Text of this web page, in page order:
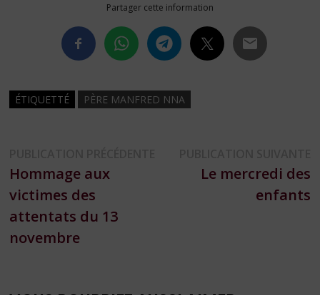
Partager cette information
ÉTIQUETTÉ PÈRE MANFRED NNA
de
l’article
précédente :
Hommage aux
victimes des
attentats du 13
novembre
Le mercredi des
enfants